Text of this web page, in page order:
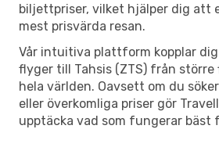
biljettpriser, vilket hjälper dig att
mest prisvärda resan.
Vår intuitiva plattform kopplar
flyger till Tahsis (ZTS) från
hela världen. Oavsett om du
eller överkomliga priser gör
upptäcka vad som fungerar bäst